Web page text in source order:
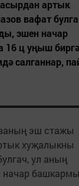
артык
вафат
эшен начар
16 ц уңыш
салганнар,
эш стажы
хуҗалыкны
ул аның
начар